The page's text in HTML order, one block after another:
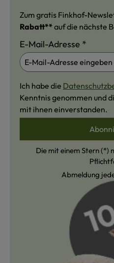
Zum gratis Finkhof-
Rabatt** auf die nächste
E-Mail-Adresse *
Ich habe die
Kenntnis genommen und
mit ihnen einverstanden.
Die mit einem Stern (*)
Abmeldung